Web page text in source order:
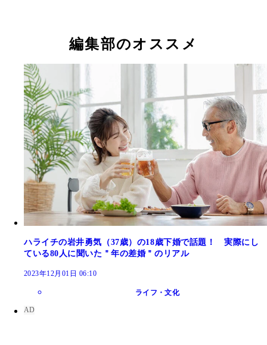
編集部のオススメ
ハライチの岩井勇気（37歳）の18歳下婚で話題！ 実際にし
ている80人に聞いた＂年の差婚＂のリアル
2023年12月01日 06:10
ライフ・文化